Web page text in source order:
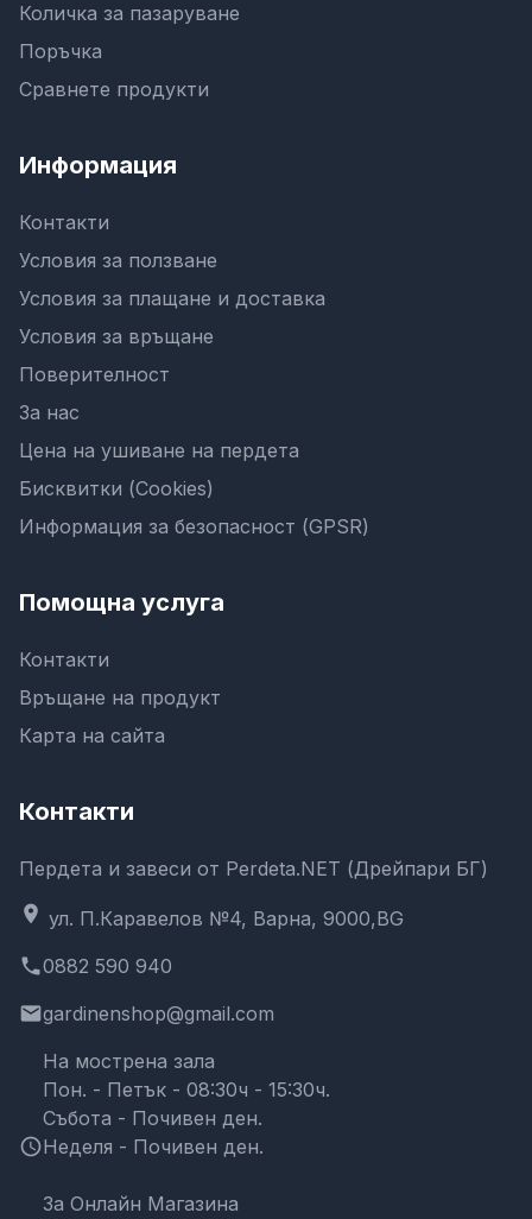
Количка за пазаруване
Поръчка
Сравнете продукти
Информация
Контакти
Условия за ползване
Условия за плащане и доставка
Условия за връщане
Поверителност
За нас
Цена на ушиване на пердета
Бисквитки (Cookies)
Информация за безопасност (GPSR)
Помощна услуга
Контакти
Връщане на продукт
Карта на сайта
Контакти
Пердета и завеси от Perdeta.NET (Дрейпари БГ)
location_on ул. П.Каравелов №4, Варна, 9000,BG
phone0882 590 940
emailgardinenshop@gmail.com
schedule
На мострена зала
Пон. - Петък - 08:30ч - 15:30ч.
Събота - Почивен ден.
Неделя - Почивен ден.
За Онлайн Магазина